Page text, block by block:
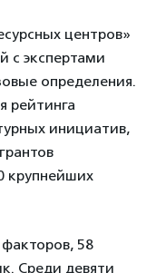
центров»
с экспертами
определения.
рейтинга
инициатив,
крупнейших
58
Среди девяти